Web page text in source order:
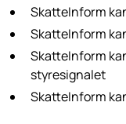
SkatteInform
SkatteInform
SkatteInform
styresignalet
SkatteInform